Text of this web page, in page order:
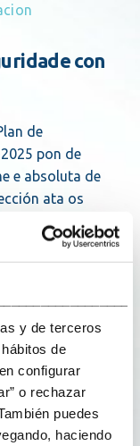
y de terceros
de
configurar
o rechazar
puedes
haciendo
con
de
pon de
e absoluta de
ata os
diante da…